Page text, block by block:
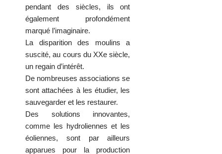
pendant des siècles, ils ont
également profondément
marqué l’imaginaire.
La disparition des moulins a
suscité, au cours du XXe siècle,
un regain d’intérêt.
De nombreuses associations se
sont attachées à les étudier, les
sauvegarder et les restaurer.
Des solutions innovantes,
comme les hydroliennes et les
éoliennes, sont par ailleurs
apparues pour la production